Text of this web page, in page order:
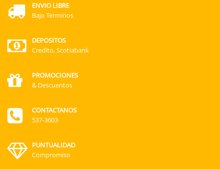
ENVIO LIBRE
Bajo Terminos
DEPOSITOS
Credito, Scotiabank
PROMOCIONES
& Descuentos
CONTACTANOS
537-3603
PUNTUALIDAD
Compromiso